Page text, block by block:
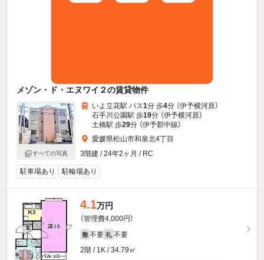
メゾン・ド・エヌワイ２の賃貸物件
すべての写真
いよ立花駅 バス1分 歩4分 （伊予横河原）
石手川公園駅 歩19分 （伊予横河原）
土橋駅 歩29分 （伊予郡中線）
愛媛県松山市和泉北4丁目
3階建 / 24年2ヶ月 / RC
駐車場あり 駐輪場あり
4.1万円
（管理費4,000円）
敷 不要 礼 不要
2階 / 1K / 34.79㎡